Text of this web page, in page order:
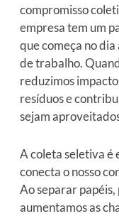
compromisso
empresa tem um
que começa no dia
de trabalho.
reduzimos
resíduos e
sejam
A coleta seletiva é
conecta o nosso
Ao separar
aumentamos as